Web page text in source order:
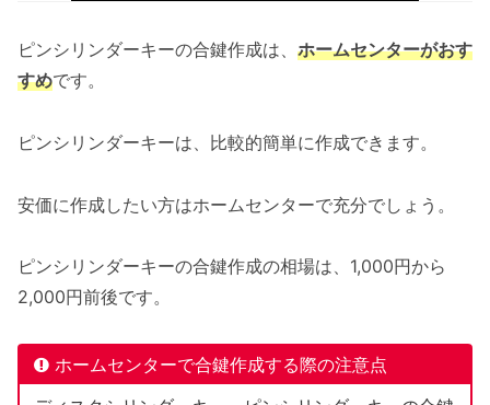
ピンシリンダーキーの合鍵作成は、 ホームセンターがおす
すめです。
ピンシリンダーキーは、比較的簡単に作成できます。
安価に作成したい方はホームセンターで充分でしょう。
ピンシリンダーキーの合鍵作成の相場は、1,000円から
2,000円前後です。
ホームセンターで合鍵作成する際の注意点